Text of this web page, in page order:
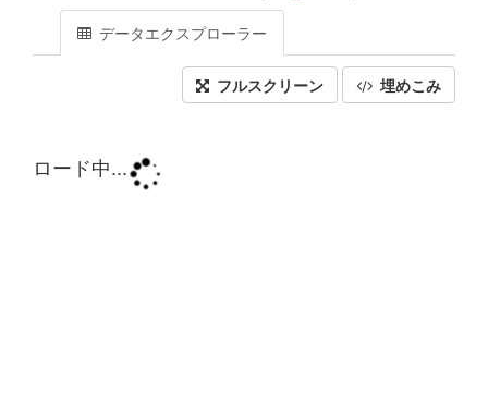
データエクスプローラー
フルスクリーン 埋めこみ